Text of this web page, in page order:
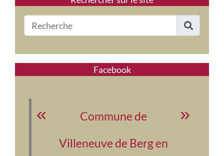
Facebook
Commune de
Villeneuve de Berg en